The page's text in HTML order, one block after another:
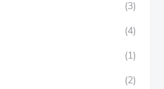
(3)
(4)
(1)
(2)